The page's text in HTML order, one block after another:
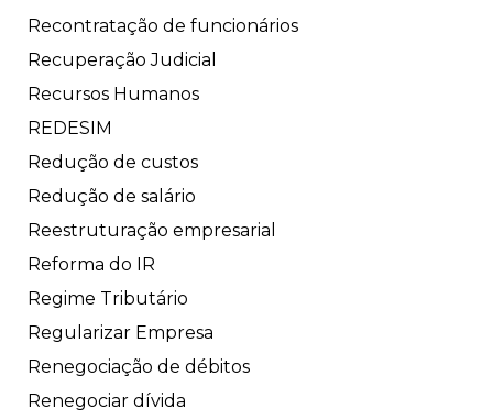
Recontratação de funcionários
Recuperação Judicial
Recursos Humanos
REDESIM
Redução de custos
Redução de salário
Reestruturação empresarial
Reforma do IR
Regime Tributário
Regularizar Empresa
Renegociação de débitos
Renegociar dívida